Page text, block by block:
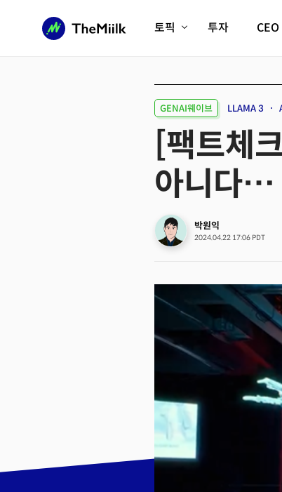
토픽
피지컬AI/로봇
AX비즈니스혁명 미래 교육/직업
전체 기사 보기
투자
GENAI웨이브 LLAMA 3
[팩트체
아니다…
박원익
2024.04.22 17:06 PDT